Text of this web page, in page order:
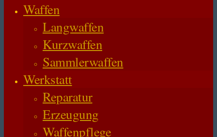
Waffen
Langwaffen
Kurzwaffen
Sammlerwaffen
Werkstatt
Reparatur
Erzeugung
Waffenpflege